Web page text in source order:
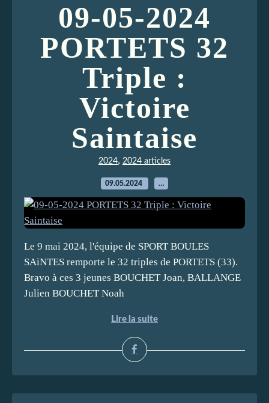
09-05-2024
PORTETS 32
Triple :
Victoire
Saintaise
2024, 2024 articles
09.05.2024 …
Le 9 mai 2024, l'équipe de SPORT BOULES
SAiNTES remporte le 32 triples de PORTETS (33).
Bravo à ces 3 jeunes BOUCHET Joan, BALLANGE
Julien BOUCHET Noah
Lire la suite